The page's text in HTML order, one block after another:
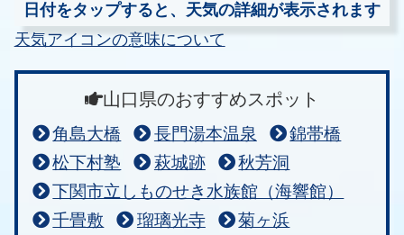
日付をタップすると、天気の詳細が表示されます
天気アイコンの意味について
山口県のおすすめスポット
角島大橋 長門湯本温泉
錦帯橋
松下村塾
萩城跡
秋芳洞
下関市立しものせき水族館（海響館）
千畳敷
瑠璃光寺 菊ヶ浜